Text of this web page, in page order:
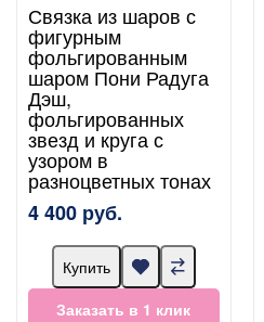
Связка из шаров с
фигурным
фольгированным
шаром Пони Радуга
Дэш,
фольгированных
звезд и круга с
узором в
разноцветных тонах
4 400 руб.
Купить
Заказать в 1 клик